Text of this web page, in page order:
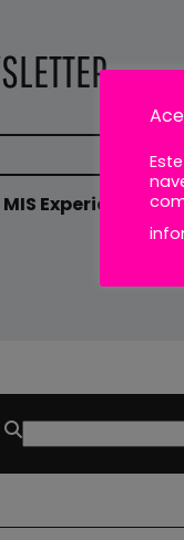
Experience
Buscar
por: